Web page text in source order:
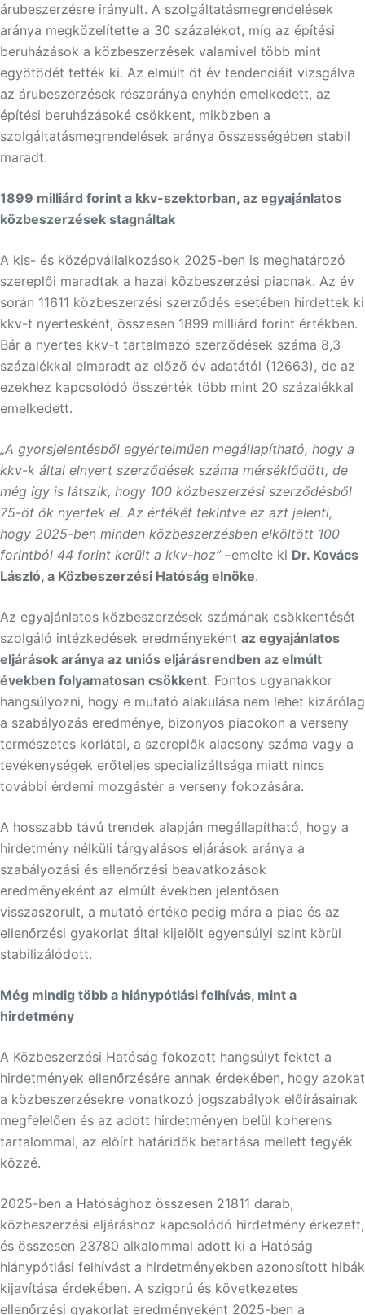
árubeszerzésre irányult. A szolgáltatásmegrendelések
aránya megközelítette a 30 százalékot, míg az építési
beruházások a közbeszerzések valamivel több mint
egyötödét tették ki. Az elmúlt öt év tendenciáit vizsgálva
az árubeszerzések részaránya enyhén emelkedett, az
építési beruházásoké csökkent, miközben a
szolgáltatásmegrendelések aránya összességében stabil
maradt.
1899 milliárd forint a kkv-szektorban, az egyajánlatos
közbeszerzések stagnáltak
A kis- és középvállalkozások 2025-ben is meghatározó
szereplői maradtak a hazai közbeszerzési piacnak. Az év
során 11611 közbeszerzési szerződés esetében hirdettek ki
kkv-t nyertesként, összesen 1899 milliárd forint értékben.
Bár a nyertes kkv-t tartalmazó szerződések száma 8,3
százalékkal elmaradt az előző év adatától (12663), de az
ezekhez kapcsolódó összérték több mint 20 százalékkal
emelkedett.
„A gyorsjelentésből egyértelműen megállapítható, hogy a
kkv-k által elnyert szerződések száma mérséklődött, de
még így is látszik, hogy 100 közbeszerzési szerződésből
75-öt ők nyertek el. Az értékét tekintve ez azt jelenti,
hogy 2025-ben minden közbeszerzésben elköltött 100
forintból 44 forint került a kkv-hoz”–emelte ki Dr. Kovács
László, a Közbeszerzési Hatóság elnöke.
Az egyajánlatos közbeszerzések számának csökkentését
szolgáló intézkedések eredményeként az egyajánlatos
eljárások aránya az uniós eljárásrendben az elmúlt
években folyamatosan csökkent. Fontos ugyanakkor
hangsúlyozni, hogy e mutató alakulása nem lehet kizárólag
a szabályozás eredménye, bizonyos piacokon a verseny
természetes korlátai, a szereplők alacsony száma vagy a
tevékenységek erőteljes specializáltsága miatt nincs
további érdemi mozgástér a verseny fokozására.
A hosszabb távú trendek alapján megállapítható, hogy a
hirdetmény nélküli tárgyalásos eljárások aránya a
szabályozási és ellenőrzési beavatkozások
eredményeként az elmúlt években jelentősen
visszaszorult, a mutató értéke pedig mára a piac és az
ellenőrzési gyakorlat által kijelölt egyensúlyi szint körül
stabilizálódott.
Még mindig több a hiánypótlási felhívás, mint a
hirdetmény
A Közbeszerzési Hatóság fokozott hangsúlyt fektet a
hirdetmények ellenőrzésére annak érdekében, hogy azokat
a közbeszerzésekre vonatkozó jogszabályok előírásainak
megfelelően és az adott hirdetményen belül koherens
tartalommal, az előírt határidők betartása mellett tegyék
közzé.
2025-ben a Hatósághoz összesen 21811 darab,
közbeszerzési eljáráshoz kapcsolódó hirdetmény érkezett,
és összesen 23780 alkalommal adott ki a Hatóság
hiánypótlási felhívást a hirdetményekben azonosított hibák
kijavítása érdekében. A szigorú és következetes
ellenőrzési gyakorlat eredményeként 2025-ben a